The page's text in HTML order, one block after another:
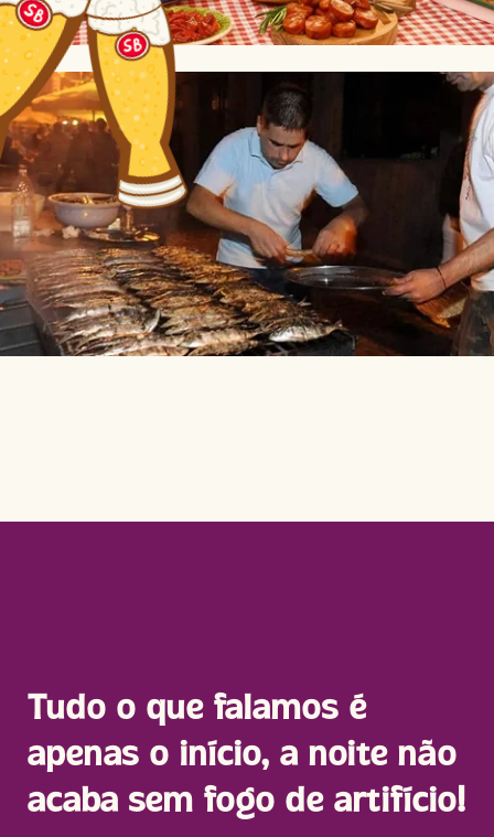
Tudo o que falamos é
apenas o início, a noite não
acaba sem fogo de artifício!